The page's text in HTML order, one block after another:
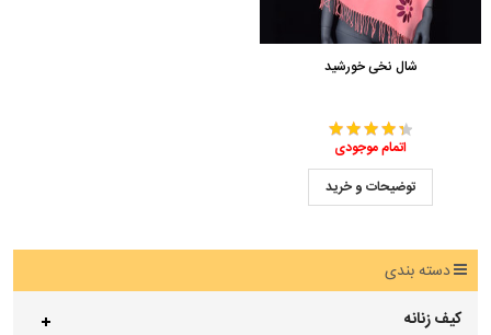
شال نخی خورشید
اتمام موجودی
توضیحات و خرید
دسته بندی
کیف زنانه